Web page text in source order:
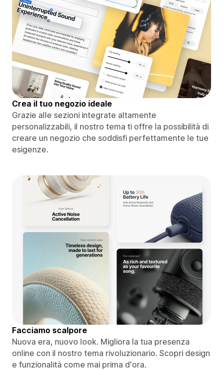
Crea il tuo negozio ideale
Grazie alle sezioni integrate altamente
personalizzabili, il nostro tema ti offre la possibilità di
creare un negozio che soddisfi perfettamente le tue
esigenze.
Facciamo scalpore
Nuova era, nuovo look. Migliora la tua presenza
online con il nostro tema rivoluzionario. Scopri design
e funzionalità come mai prima d'ora.